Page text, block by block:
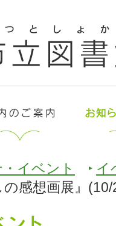
イベント
イ
感想画展』